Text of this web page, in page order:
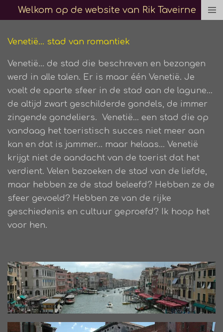
naar
hoofdinhoud
Welkom op de website van Rik Taveirne
Venetië... stad van romantiek
Venetië... de stad die beschreven en bezongen
werd in alle talen. Er is maar één Venetië. Je
voelt de aparte sfeer in de stad aan de lagune...
de altijd zwart geschilderde gondels, de immer
zingende gondeliers. Venetië... een stad die op
vandaag het toeristisch succes niet meer aan
kan en dat is jammer... maar helaas... Venetië
krijgt niet de aandacht van de toerist dat het
verdient. Velen bezoeken de stad van de liefde,
maar hebben ze de stad beleefd? Hebben ze de
sfeer gevoeld? Hebben ze van de rijke
geschiedenis en cultuur geproefd? Ik hoop het
voor hen.